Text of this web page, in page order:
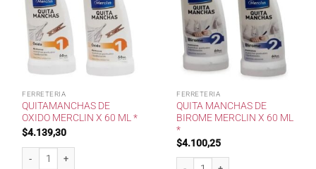
FERRETERIA
QUITAMANCHAS DE
OXIDO MERCLIN X 60 ML *
$4.139,30
Quitamanchas de oxido Merclin x 60 ml * cantidad
FERRETERIA
QUITA MANCHAS DE
BIROME MERCLIN X 60 ML
*
$4.100,25
Quita manchas de birome Merclin x